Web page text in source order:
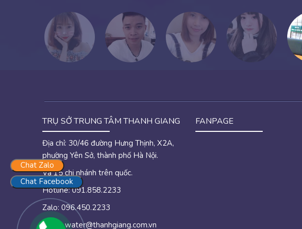
TRỤ SỞ TRUNG TÂM THANH GIANG
Địa chỉ: 30/46 đường Hưng Thịnh, X2A,
phường Yên Sở, thành phố Hà Nội.
Và 15 chi nhánh trên quốc.
Hotline: 091.858.2233
Zalo: 096.450.2233
Email:water@thanhgiang.com.vn
FANPAGE
Chat Zalo
Chat Facebook